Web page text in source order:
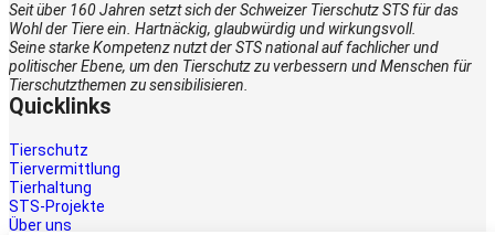
Seit über 160 Jahren setzt sich der Schweizer Tierschutz STS für das
Wohl der Tiere ein. Hartnäckig, glaubwürdig und wirkungsvoll.
Seine starke Kompetenz nutzt der STS national auf fachlicher und
politischer Ebene, um den Tierschutz zu verbessern und Menschen für
Tierschutzthemen zu sensibilisieren.
Quicklinks
Tierschutz
Tiervermittlung
Tierhaltung
STS-Projekte
Über uns